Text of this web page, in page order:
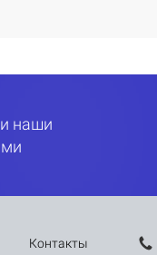
наши
Контакты